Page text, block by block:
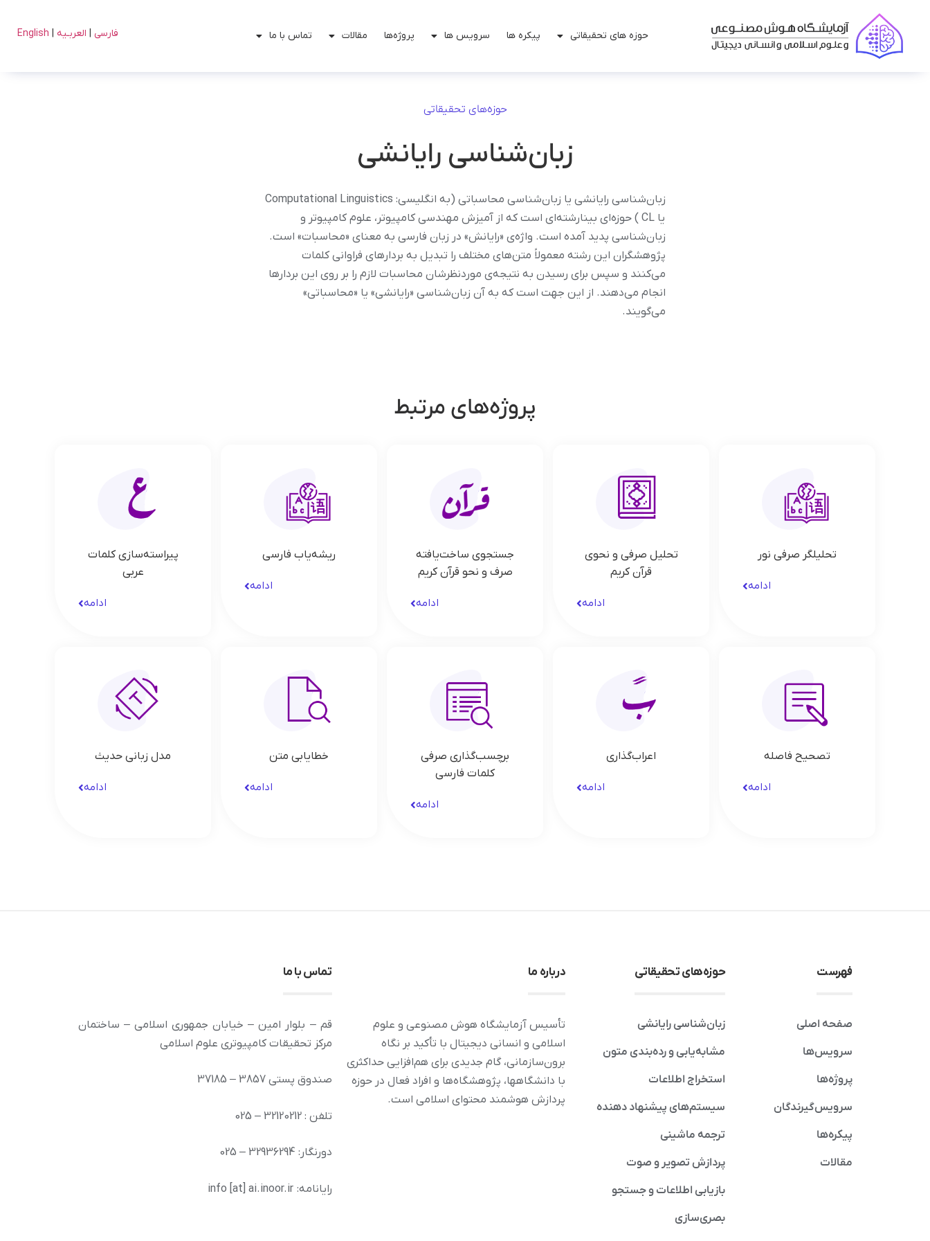
حوزه های تحقیقاتی پیکره ها سرویس ها پروژه‌ها مقالات تماس با ما فارسی | العربـیه |
English
حوزه‌های تحقیقاتی
زبان‌شناسی رایانشی
زبان‌شناسی رایانشی یا زبان‌شناسی محاسباتی (به انگلیسی: Computational Linguistics
یا CL ) حوزه‌ای بینارشته‌ای است که از آمیزش مهندسی کامپیوتر، علوم کامپیوتر و
زبان‌شناسی پدید آمده است. واژه‌ی «رایانش» در زبان فارسی به معنای «محاسبات» است.
پژوهشگران این رشته معمولاً متن‌های مختلف را تبدیل به بردارهای فراوانی کلمات
می‌کنند و سپس برای رسیدن به نتیجه‌ی موردنظرشان محاسبات لازم را بر روی این بردارها
انجام می‌دهند. از این جهت است که به آن زبان‌شناسی «رایانشی» یا «محاسباتی»
می‌گویند.
پروژه‌های مرتبط
تحلیلگر صرفی نور
ادامه
تحلیل صرفی و نحوی
قرآن کریم
ادامه
جستجوی ساخت‌یافته
صرف و نحو قرآن کریم
ادامه
ریشه‌یاب فارسی
ادامه
پیراسته‌سازی کلمات
عربی
ادامه
تصحیح فاصله
ادامه
اعراب‌گذاری
ادامه
برچسب‌گذاری صرفی
کلمات فارسی
ادامه
خطایابی متن
ادامه
مدل زبانی حدیث
ادامه
فهرست
صفحه اصلی
سرویس‌ها
پروژه‌ها
سرویس‌گیرندگان
پیکره‌ها
مقالات
حوزه‌های تحقیقاتی
زبان‌شناسی رایانشی
مشابه‌یابی و رده‌بندی متون
استخراج اطلاعات
سیستم‌های پیشنهاد دهنده
ترجمه ماشینی
پردازش تصویر و صوت
بازیابی اطلاعات و جستجو
بصری‌سازی
درباره ما
تأسیس آزمایشگاه هوش مصنوعی و علوم
اسلامی و انسانی دیجیتال با تأکید بر نگاه
برون‌سازمانی، گام جدیدی برای هم‌افزایی حداکثری
با دانشگاهها، پژوهشگاه‌ها و افراد فعال در حوزه
پردازش هوشمند محتوای اسلامی است.
تماس با ما
قم – بلوار امین – خیابان جمهوری اسلامی – ساختمان
مرکز تحقیقات کامپیوتری علوم اسلامی
صندوق پستی 3857 – 37185
تلفن : 32120212 – 025
دورنگار: 32936294 – 025
رایانامه: info [at] ai.inoor.ir